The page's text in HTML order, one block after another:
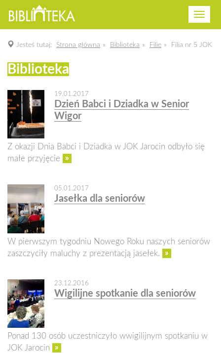
Strona główna Biblioteka Filie Filia nr 5 JOK
Biblioteka
19.01.2017
Dzień Babci i Dziadka w Senior
Wigor
Z okazji Dnia Babci i Dziadka w JOK Jarocin odbyło się
małe przyjęcie
»
05.01.2017
Jasełka dla seniorów
W pierwszym tygodniu Nowego Roku naszych seniorów
zaszczyciły maluchy z prezentacją jasełek.
»
23.12.2016
Wigilijne spotkanie dla seniorów
Ponad 130 osób uczestniczyło wwigilijnym spotkaniu w
JOK Jarocin
»